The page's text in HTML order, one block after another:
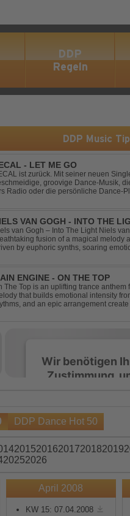
DDP
Regeln
DDP Music
- LET ME GO
ist zurück. Mit seiner neuen
groovige Dance-Musik,
Radio oder die persönliche Dance-
VAN GOGH - INTO THE
van Gogh – Into The Light Niels
fusion of a magical melody
by euphoric synths, soaring
ENGINE - ON THE TOP
The Top is an uplifting trance
that builds emotional intensity
and an epic arrangement
Wir benötigen
Zustimmung,
Wir verwenden
um Inhalte
Aktivitäten sammeln.
Bitte lesen Sie die
durch und stimmen
DDP Dance Hot 50
20152016201720182019
20252026
April 2008
KW 15: 07.04.2008